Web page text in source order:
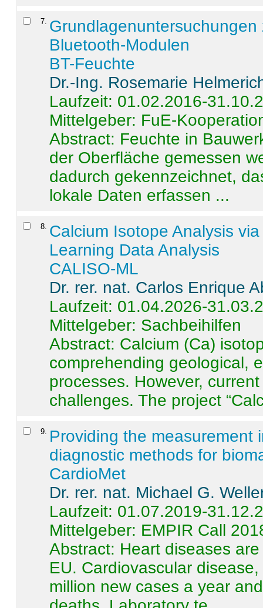
7
Bluetooth-Modulen
BT-Feuchte
Dr.-Ing. Rosemarie
Laufzeit: 01.02.2016-
Mittelgeber: FuE-
Abstract: Feuchte in
der Oberfläche gemessen
dadurch gekennzeichnet,
lokale Daten erfassen ...
8 Calcium Isotope Analysis
Learning Data Analysis
CALISO-ML
Dr. rer. nat. Carlos Enrique
Laufzeit: 01.04.2026-
Mittelgeber: Sachbeihilfen
Abstract: Calcium (Ca)
comprehending geological,
processes. However,
challenges. The project
9
Providing the measurement
diagnostic methods for
CardioMet
Dr. rer. nat. Michael G.
Laufzeit: 01.07.2019-
Mittelgeber: EMPIR Call
Abstract: Heart diseases
EU. Cardiovascular
million new cases a year